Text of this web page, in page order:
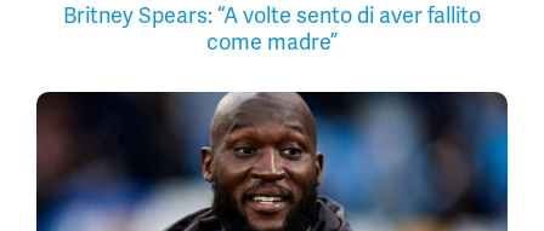
Britney Spears: “A volte sento di aver fallito
come madre”